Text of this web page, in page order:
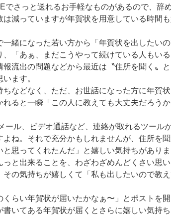
でさっと送れるお手軽なものがあるので、辞
は減っていますが年賀状を用意している時間
一緒になった若い方から「年賀状を出したい
、「あぁ、まだこうやって続けている人もい
報流出の問題などから最近は〝住所を聞く〟
ます。
ちなどなく、ただ、お世話になった方に年賀
れると一瞬「この人に教えても大丈夫だろう
ール、ビデオ通話など、連絡が取れるツール
よね。それで充分かもしれませんが、住所を
と思ってくれたんだ」と嬉しい気持ちがありま
っと出来ることを、わざわざめんどくさい思
その気持ちが嬉しくて「私も出したいので教
くらい年賀状が届いたかなぁ〜」とポストを
書いてある年賀状が届くとさらに嬉しい気持ち